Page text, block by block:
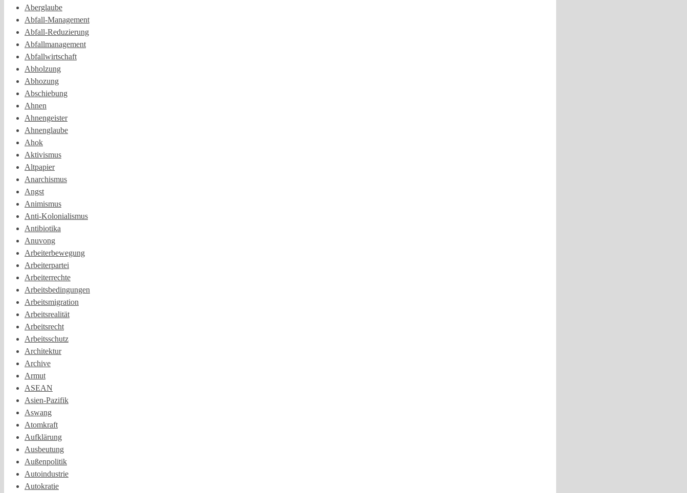
Aberglaube
Abfall-Management
Abfall-Reduzierung
Abfallmanagement
Abfallwirtschaft
Abholzung
Abhozung
Abschiebung
Ahnen
Ahnengeister
Ahnenglaube
Ahok
Aktivismus
Altpapier
Anarchismus
Angst
Animismus
Anti-Kolonialismus
Antibiotika
Anuvong
Arbeiterbewegung
Arbeiterpartei
Arbeiterrechte
Arbeitsbedingungen
Arbeitsmigration
Arbeitsrealität
Arbeitsrecht
Arbeitsschutz
Architektur
Archive
Armut
ASEAN
Asien-Pazifik
Aswang
Atomkraft
Aufklärung
Ausbeutung
Außenpolitik
Autoindustrie
Autokratie